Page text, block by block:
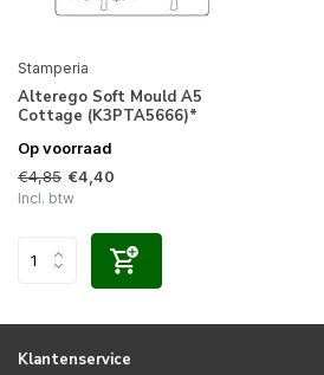
Stamperia
Alterego Soft Mould A5
Cottage (K3PTA5666)*
Op voorraad
€4,85 €4,40
Incl. btw
Klantenservice